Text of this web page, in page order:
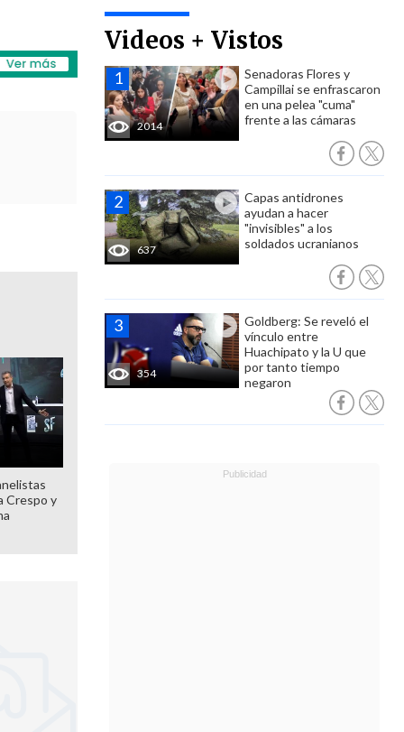
Videos + Vistos
2014
Senadoras Flores y
Campillai se enfrascaron
en una pelea "cuma"
frente a las cámaras
637
Capas antidrones
ayudan a hacer
"invisibles" a los
soldados ucranianos
354
Goldberg: Se reveló el
vínculo entre
Huachipato y la U que
por tanto tiempo
negaron
Crespo y